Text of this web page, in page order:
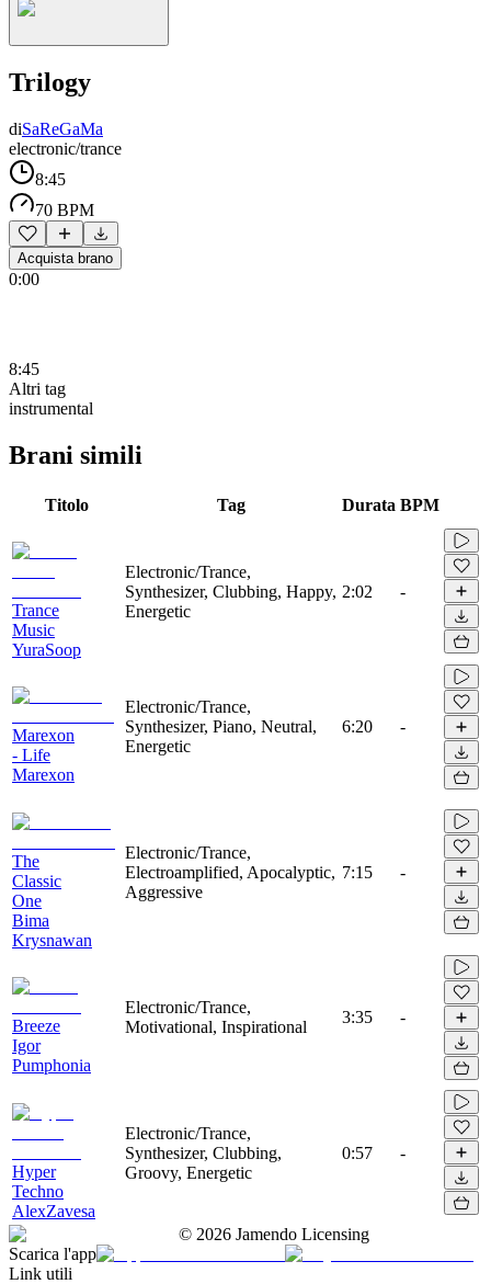
Trilogy
diSaReGaMa
electronic/trance
8:45
70 BPM
Acquista brano
0:00
8:45
Altri tag
instrumental
Brani simili
Titolo Tag Durata BPM
Trance
Music
YuraSoop
Electronic/Trance,
Synthesizer, Clubbing, Happy,
Energetic
2:02 -
Marexon
- Life
Marexon
Electronic/Trance,
Synthesizer, Piano, Neutral,
Energetic
6:20 -
The
Classic
One
Bima
Krysnawan
Electronic/Trance,
Electroamplified, Apocalyptic,
Aggressive
7:15 -
Breeze
Igor
Pumphonia
Electronic/Trance,
Motivational, Inspirational
3:35 -
Hyper
Techno
AlexZavesa
Electronic/Trance,
Synthesizer, Clubbing,
Groovy, Energetic
0:57 -
© 2026 Jamendo Licensing
Scarica l'app
Link utili